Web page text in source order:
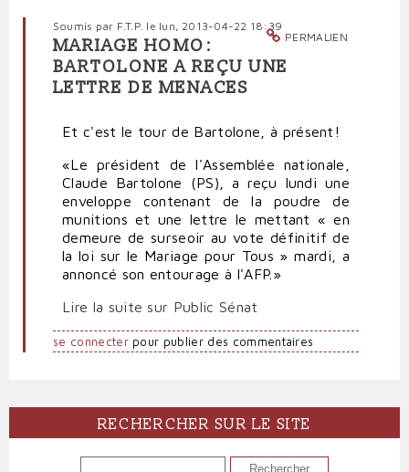
PERMALIEN
Soumis par F.T.P. le lun, 2013-04-22 18:39
MARIAGE HOMO:
BARTOLONE A REÇU UNE
LETTRE DE MENACES
Et c'est le tour de Bartolone, à présent!
«Le président de l'Assemblée nationale,
Claude Bartolone (PS), a reçu lundi une
enveloppe contenant de la poudre de
munitions et une lettre le mettant « en
demeure de surseoir au vote définitif de
la loi sur le Mariage pour Tous » mardi, a
annoncé son entourage à l'AFP.»
Lire la suite sur Public Sénat
se connecterpour publier des commentaires
RECHERCHER SUR LE SITE
RECHERCHER